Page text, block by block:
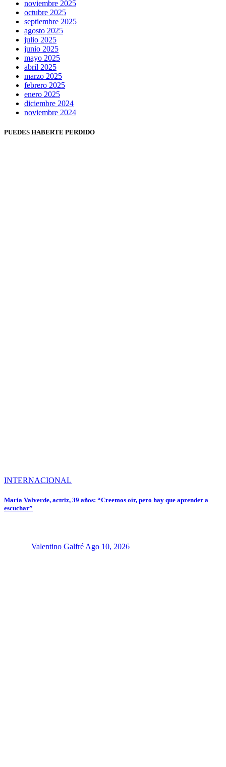
noviembre 2025
octubre 2025
septiembre 2025
agosto 2025
julio 2025
junio 2025
mayo 2025
abril 2025
marzo 2025
febrero 2025
enero 2025
diciembre 2024
noviembre 2024
PUEDES HABERTE PERDIDO
INTERNACIONAL
María Valverde, actriz, 39 años: “Creemos oír, pero hay que aprender a
escuchar”
Valentino Galfré Ago 10, 2026